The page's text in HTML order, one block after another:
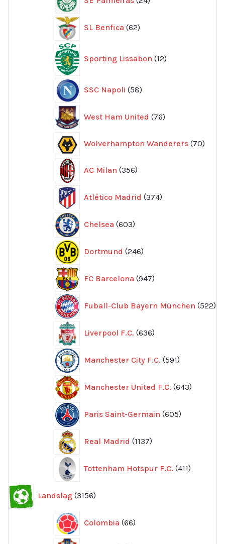
produkter
SL Benfica 62
produkter
Sporting Lissabon 12produkter
SSC Napoli 58
produkter
West Ham United 76
produkter
Wolverhampton Wanderers 70
AC Milan 356
produkter
Atlético Madrid 374
produkter
Chelsea 603
produkter
Dortmund 246
produkter
FC Barcelona 947
produkter
Fuball-Club Bayern München 522
Liverpool F.C. 636
produkter
Manchester City F.C. 591
produkter
Manchester United F.C. 643
Paris Saint-Germain 605
produkter
Real Madrid 1137
produkter
Tottenham Hotspur F.C. 411
produkter
Landslag 3156
produkter
Colombia 66
produkter